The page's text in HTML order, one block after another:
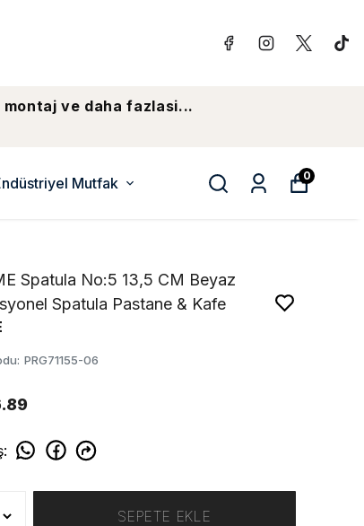
ve daha fazlasi...
Mutfak 0
Spatula No:5 13,5 CM Beyaz
Spatula Pastane & Kafe
: PRG71155-06
:
SEPETE EKLE